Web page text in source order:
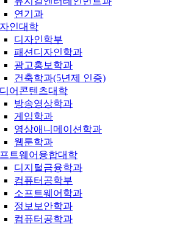
연기과
인대학
디자인학부
패션디자인학과
광고홍보학과
건축학과(5년제 인증)
어콘텐츠대학
방송영상학과
게임학과
영상애니메이션학과
웹툰학과
트웨어융합대학
디지털금융학과
컴퓨터공학부
소프트웨어학과
정보보안학과
컴퓨터공학과